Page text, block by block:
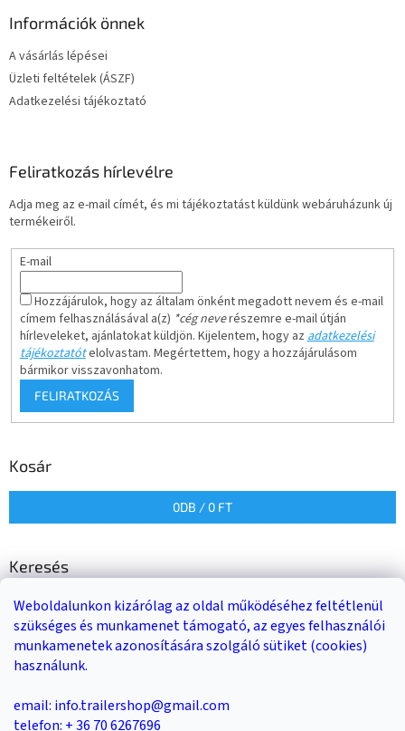
Weboldalunkon kizárólag az oldal működéséhez feltétlenül
szükséges és munkamenet támogató, az egyes felhasználói
munkamenetek azonosítására szolgáló sütiket (cookies)
használunk.
email: info.trailershop@gmail.com
telefon: + 36 70 6267696
Információk önnek
A vásárlás lépései
Üzleti feltételek (ÁSZF)
Adatkezelési tájékoztató
Feliratkozás hírlevélre
Adja meg az e-mail címét, és mi tájékoztatást küldünk webáruházunk új
termékeiről.
E-mail
Hozzájárulok, hogy az általam önként megadott nevem és e-mail
címem felhasználásával a(z) *cég neverészemre e-mail útján
hírleveleket, ajánlatokat küldjön. Kijelentem, hogy azadatkezelési
tájékoztatótelolvastam. Megértettem, hogy a hozzájárulásom
bármikor visszavonhatom.
FELIRATKOZÁS
Kosár
0DB / 0 FT
Keresés
KERESÉS